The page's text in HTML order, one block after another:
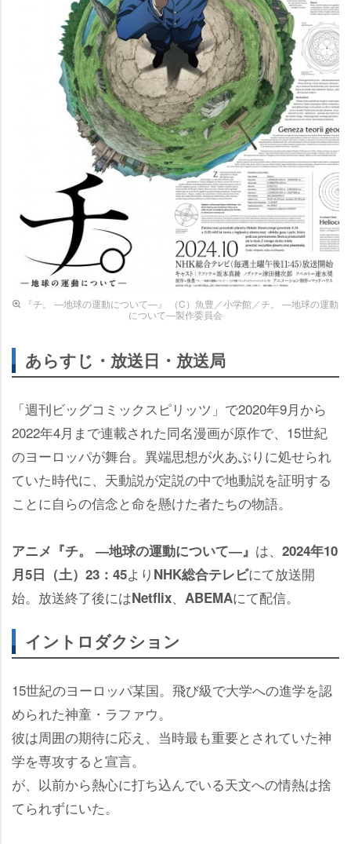
『チ。 ―地球の運動について―』 （C）魚豊／小学館／チ。 ―地球の運動
について―製作委員会
あらすじ・放送日・放送局
「週刊ビッグコミックスピリッツ」で2020年9月から
2022年4月まで連載された同名漫画が原作で、15世紀
のヨーロッパが舞台。異端思想が火あぶりに処せられ
ていた時代に、天動説が定説の中で地動説を証明する
ことに自らの信念と命を懸けた者たちの物語。
アニメ『チ。 ―地球の運動について―』 は、 2024年10
月5日（土）23：45より NHK総合テレビにて放送開
始。放送終了後にはNetflix、 ABEMAにて配信。
イントロダクション
15世紀のヨーロッパ某国。飛び級で大学への進学を認
められた神童・ラファウ。
彼は周囲の期待に応え、当時最も重要とされていた神
学を専攻すると宣言。
が、以前から熱心に打ち込んでいる天文への情熱は捨
てられずにいた。